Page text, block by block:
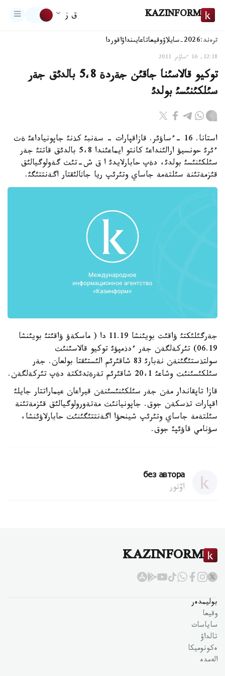
KAZINFORM ق ز
ترەند:2026-سايلاۋ وقيعاتاعايىنداۋاقوردا
12:18, 16 ءساۋىر 2011
توكيو قالاسئنا جاقئن جةردة 5،8 بالدئق جةر
سئلكئنئسئ بولدئ
استانا. 16 -ءساؤئر. قازاقپارات - سةنبئ كذنئ جاپونياداعئ ةث
ءئرئ حونسيؤ ارالئنداعئ كانتو ايماعئندا 5،8 بالدئق قاتتئ جةر
سئلكئنئسئ بولدئ، دةپ حابارلايدئ ا ق ش-تئث گةولوگيالئق
قئزمةتئنة سئلتةمة جاساي وتئرئپ ريا جاثالئقتار اگةنتتئگئ.
جةرگئلئكتئ ؤاقئت بويئنشا 11.19 دا ( ماسكةؤ ؤاقئتئ بويئنشا
06.19) تئركةلگةن جةر ءدذمپؤئ توكيو قالاسئنئث
سولتذستئگئنةن نةبارئ 83 شاقئرئم الئستئقتا بولعان. جةر
سئلكئسئنئث وشاعئ 20،1 شاقئرئم تةرةثدئكتة دةپ تئركةلگةن.
قازا تاپقاندار مةن جةر سئلكئنئسئنةن قيراعان عيماراتتار جايلئ
اقپارات تذسكةن جوق. جاپونيانئث مةتةورولوگيالئق قئزمةتئنة
سئلتةمة جاساي وتئرئپ شينحؤا اگةنتتئگئنئث حابارلاؤئنشا،
سؤنامي قاؤئپئ جوق.
без автора
اۆتور
KAZINFORM
بوليمدەر
وقيعا
ساياسات
تالداۋ
ەكونوميكا
الەمدە